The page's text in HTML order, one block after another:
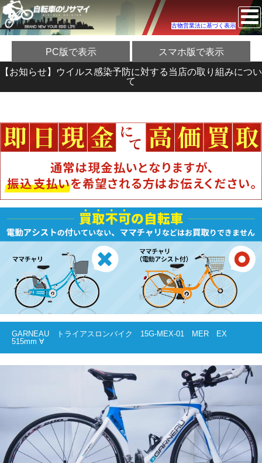
古物営業法に基づく表示
PC版で表示 スマホ版で表示
【お知らせ】ウイルス感染予防に対する当店の取り組みについ
て
GARNEAU トライアスロンバイク 15G-MEX-01 MER EX
515mm ∀